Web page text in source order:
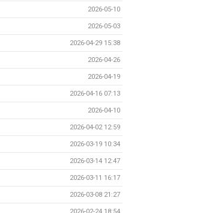
2026-05-10
2026-05-03
2026-04-29 15:38
2026-04-26
2026-04-19
2026-04-16 07:13
2026-04-10
2026-04-02 12:59
2026-03-19 10:34
2026-03-14 12:47
2026-03-11 16:17
2026-03-08 21:27